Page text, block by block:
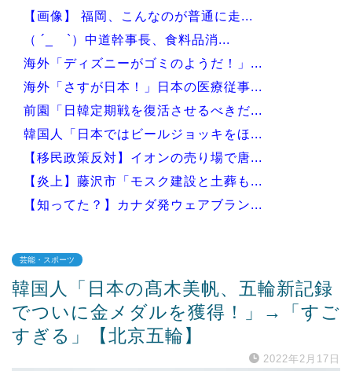
【画像】 福岡、こんなのが普通に走...
（ ´_ゝ`）中道幹事長、食料品消...
海外「ディズニーがゴミのようだ！」...
海外「さすが日本！」日本の医療従事...
前園「日韓定期戦を復活させるべきだ...
韓国人「日本ではビールジョッキをほ...
【移民政策反対】イオンの売り場で唐...
【炎上】藤沢市「モスク建設と土葬も...
【知ってた？】カナダ発ウェアブラン...
Powered by livedoor 相互RSS
芸能・スポーツ
韓国人「日本の髙木美帆、五輪新記録
でついに金メダルを獲得！」→「すご
すぎる」【北京五輪】
2022年2月17日